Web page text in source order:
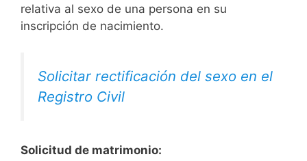
relativa al sexo de una persona en su
inscripción de nacimiento.
Solicitar rectificación del sexo en el
Registro Civil
Solicitud de matrimonio: